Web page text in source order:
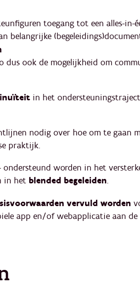
toegang tot een alles-
belangrijke
dus ook de mogelijkheid om
in het
nodig over hoe om te gaan
praktijk.
worden in het
in het blended begeleiden.
vervuld worden
app en/of webapplicatie aan de